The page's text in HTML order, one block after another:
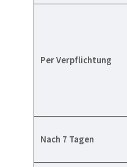
Per Verpflichtung
Nach 7 Tagen